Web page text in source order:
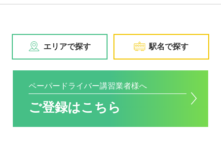
エリアで探す 駅名で探す
ペーパードライバー講習業者様へ
ご登録はこちら